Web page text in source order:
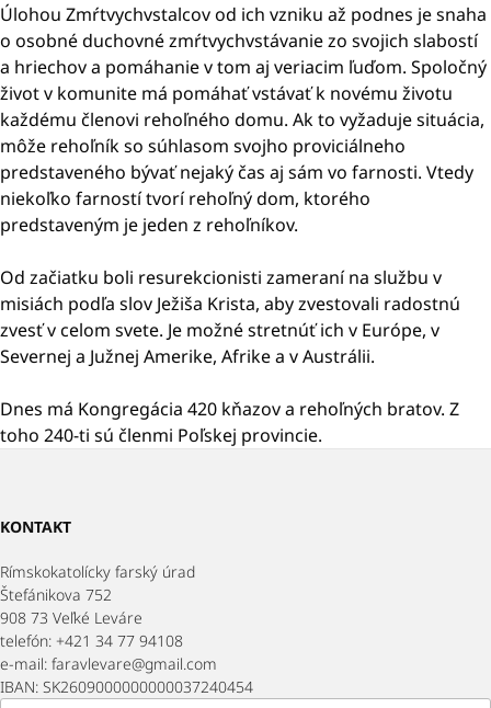
Úlohou Zmŕtvychvstalcov od ich vzniku až podnes je snaha
o osobné duchovné zmŕtvychvstávanie zo svojich slabostí
a hriechov a pomáhanie v tom aj veriacim ľuďom. Spoločný
život v komunite má pomáhať vstávať k novému životu
každému členovi rehoľného domu. Ak to vyžaduje situácia,
môže rehoľník so súhlasom svojho proviciálneho
predstaveného bývať nejaký čas aj sám vo farnosti. Vtedy
niekoľko farností tvorí rehoľný dom, ktorého
predstaveným je jeden z rehoľníkov.
Od začiatku boli resurekcionisti zameraní na službu v
misiách podľa slov Ježiša Krista, aby zvestovali radostnú
zvesť v celom svete. Je možné stretnúť ich v Európe, v
Severnej a Južnej Amerike, Afrike a v Austrálii.
Dnes má Kongregácia 420 kňazov a rehoľných bratov. Z
toho 240-ti sú členmi Poľskej provincie.
KONTAKT
Rímskokatolícky farský úrad
Štefánikova 752
908 73 Veľké Leváre
telefón: +421 34 77 94108
e-mail: faravlevare@gmail.com
IBAN: SK2609000000000037240454